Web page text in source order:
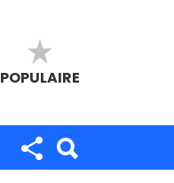
POPULAIRE